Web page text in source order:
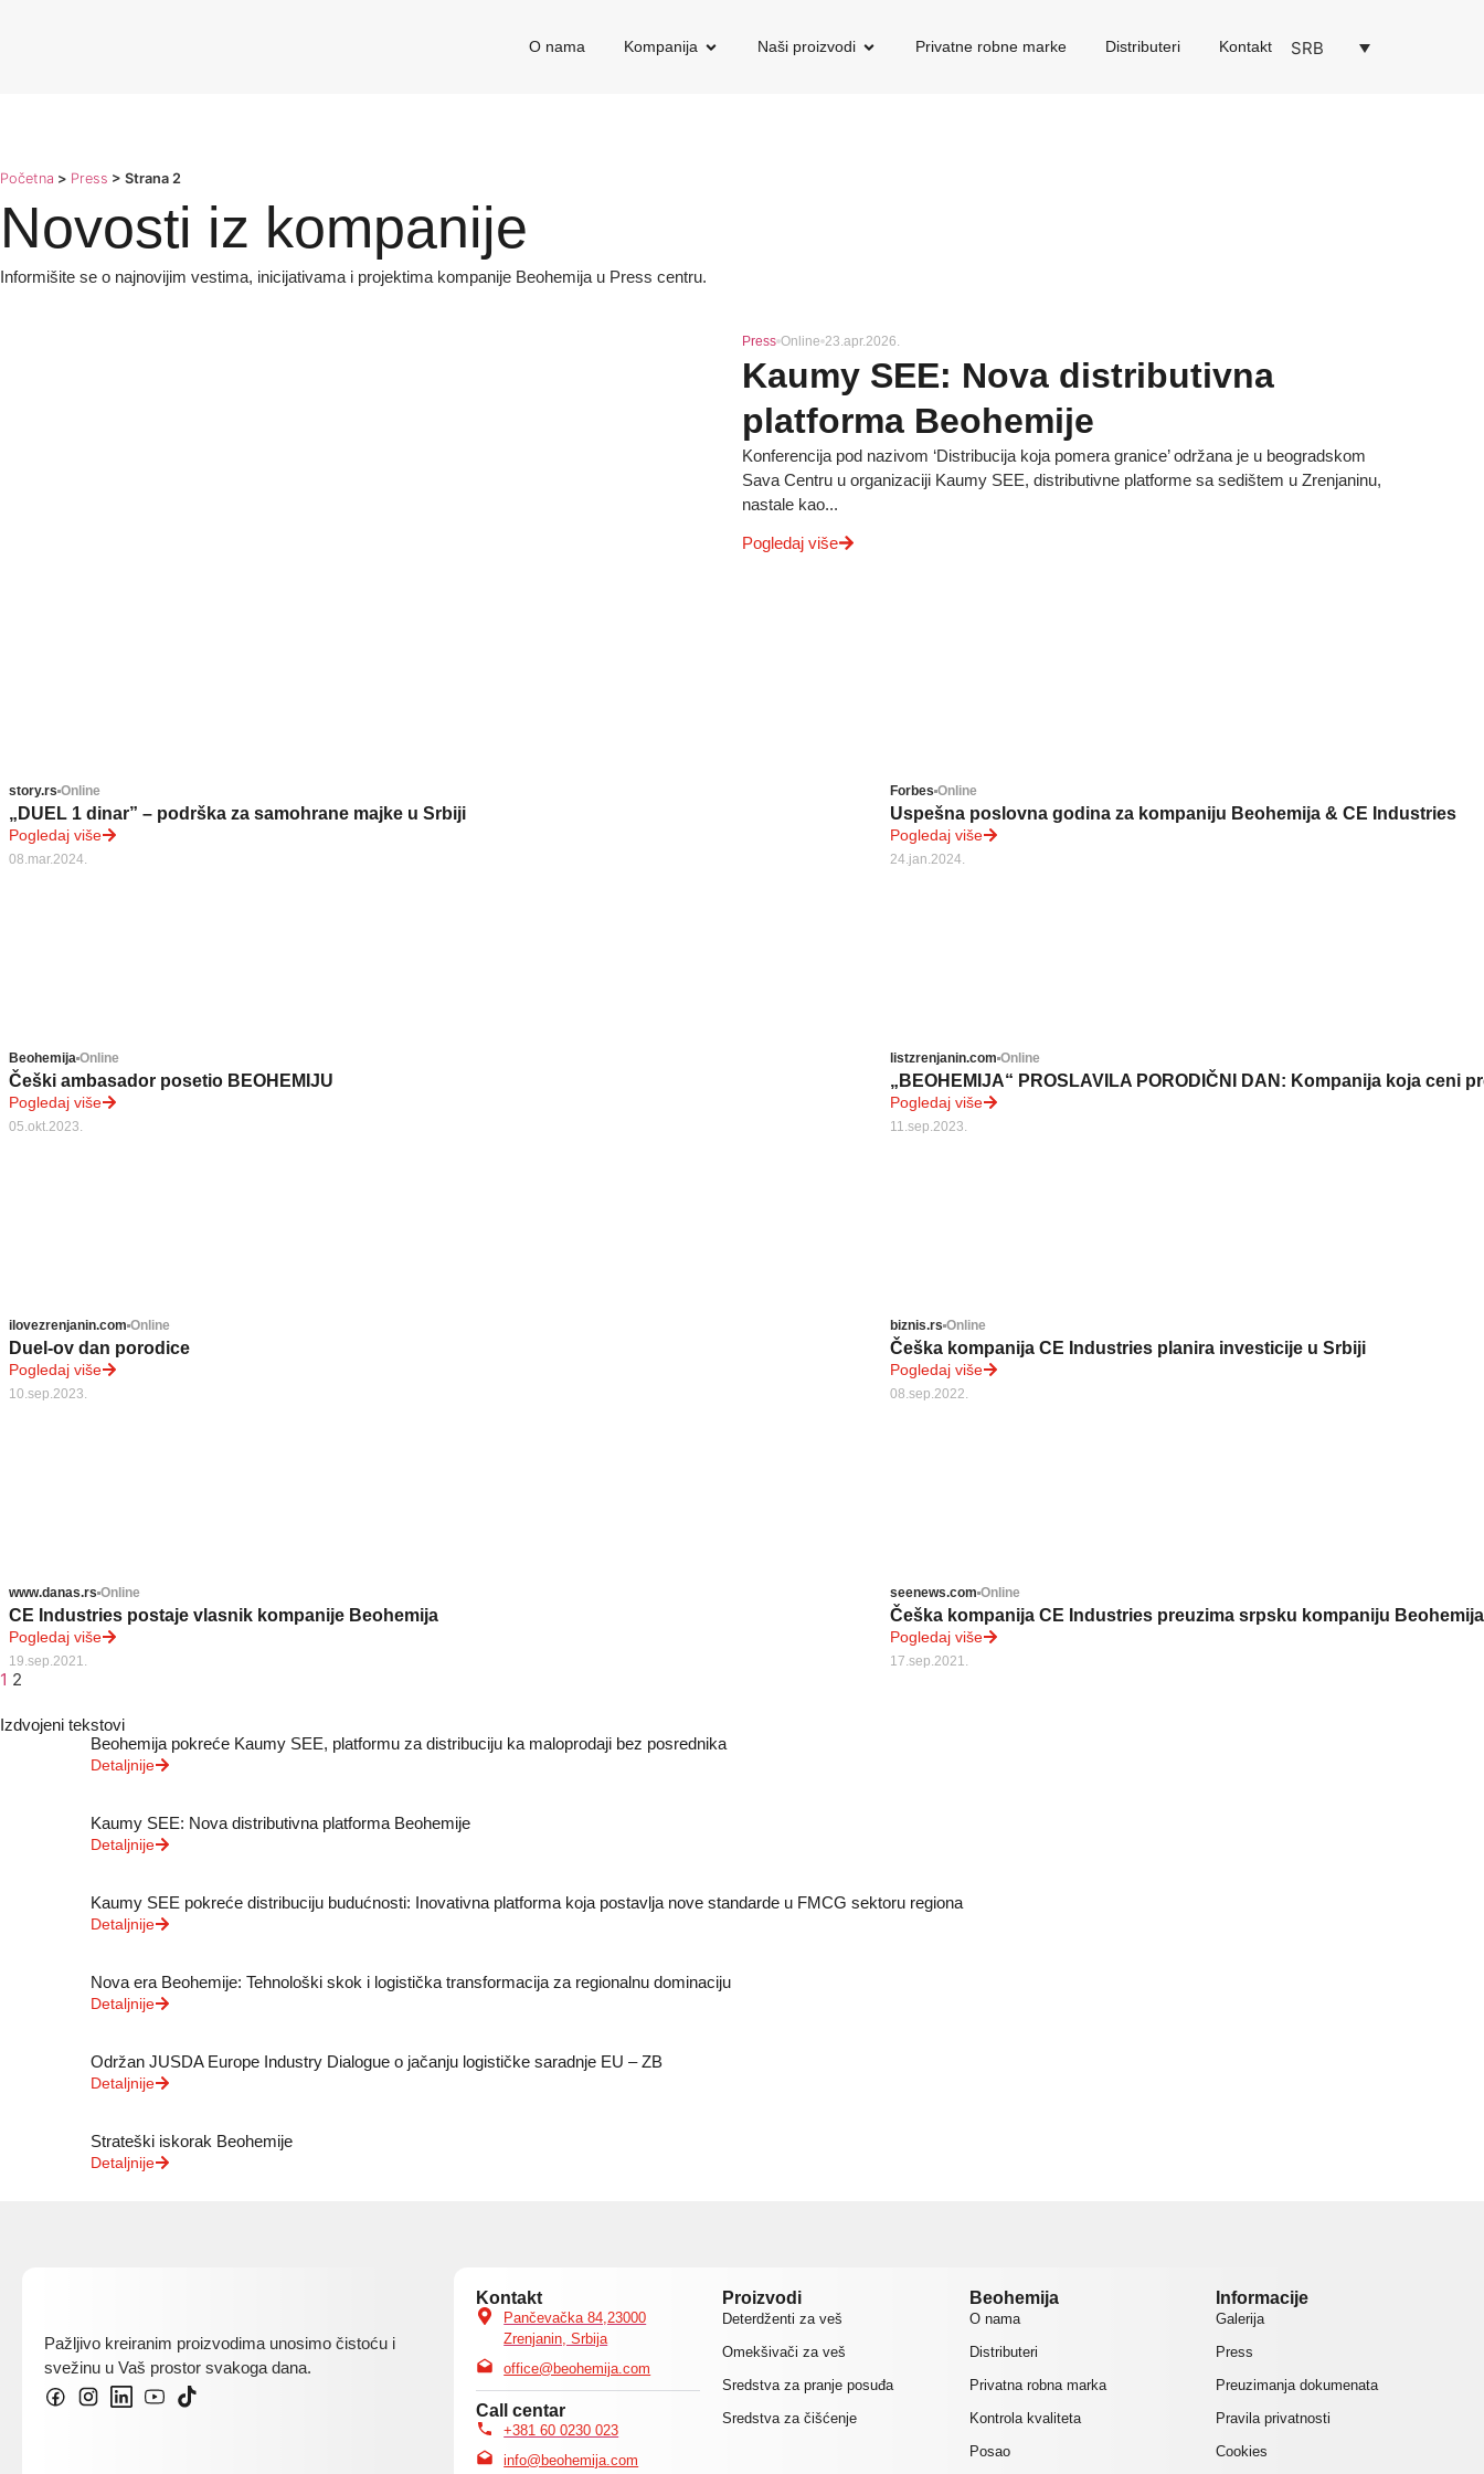
O nama Kompanija Naši proizvodi Privatne robne marke Distributeri Kontakt SRB
Početna > Press > Strana 2
Novosti iz kompanije
Informišite se o najnovijim vestima, inicijativama i projektima kompanije Beohemija u Press centru.
Press Online 23.apr.2026.
Kaumy SEE: Nova distributivna
platforma Beohemije
Konferencija pod nazivom ‘Distribucija koja pomera granice’ održana je u beogradskom
Sava Centru u organizaciji Kaumy SEE, distributivne platforme sa sedištem u Zrenjaninu,
nastale kao...
Pogledaj više
story.rs Online
„DUEL 1 dinar” – podrška za samohrane majke u Srbiji
Pogledaj više
08.mar.2024.
Forbes Online
Uspešna poslovna godina za kompaniju Beohemija & CE Industries
Pogledaj više
24.jan.2024.
Beohemija Online
Češki ambasador posetio BEOHEMIJU
Pogledaj više
05.okt.2023.
listzrenjanin.com Online
„BEOHEMIJA“ PROSLAVILA PORODIČNI DAN: Kompanija koja ceni
Pogledaj više
11.sep.2023.
ilovezrenjanin.com Online
Duel-ov dan porodice
Pogledaj više
10.sep.2023.
biznis.rs Online
Češka kompanija CE Industries planira investicije u Srbiji
Pogledaj više
08.sep.2022.
www.danas.rs Online
CE Industries postaje vlasnik kompanije Beohemija
Pogledaj više
19.sep.2021.
seenews.com Online
Češka kompanija CE Industries preuzima srpsku kompaniju Beohemija
Pogledaj više
17.sep.2021.
1 2
Izdvojeni tekstovi
Beohemija pokreće Kaumy SEE, platformu za distribuciju ka maloprodaji bez posrednika
Detaljnije
Kaumy SEE: Nova distributivna platforma Beohemije
Detaljnije
Kaumy SEE pokreće distribuciju budućnosti: Inovativna platforma koja postavlja nove standarde u FMCG sektoru regiona
Detaljnije
Nova era Beohemije: Tehnološki skok i logistička transformacija za regionalnu dominaciju
Detaljnije
Održan JUSDA Europe Industry Dialogue o jačanju logističke saradnje EU – ZB
Detaljnije
Strateški iskorak Beohemije
Detaljnije
Pažljivo kreiranim proizvodima unosimo čistoću i
svežinu u Vaš prostor svakoga dana.
Kontakt
Pančevačka 84,23000
Zrenjanin, Srbija
office@beohemija.com
Call centar
+381 60 0230 023
info@beohemija.com
Proizvodi
Deterdženti za veš
Omekšivači za veš
Sredstva za pranje posuđa
Sredstva za čišćenje
Beohemija
O nama
Distributeri
Privatna robna marka
Kontrola kvaliteta
Posao
Informacije
Galerija
Press
Preuzimanja dokumenata
Pravila privatnosti
Cookies